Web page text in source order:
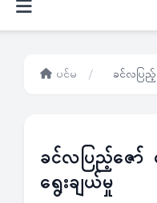
ပင်မ / ခင်လပြ
ခင်လပြည့်ဇေ
ရွေးချယ်မှု